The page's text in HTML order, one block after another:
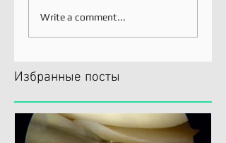
Write a comment...
Избранные посты